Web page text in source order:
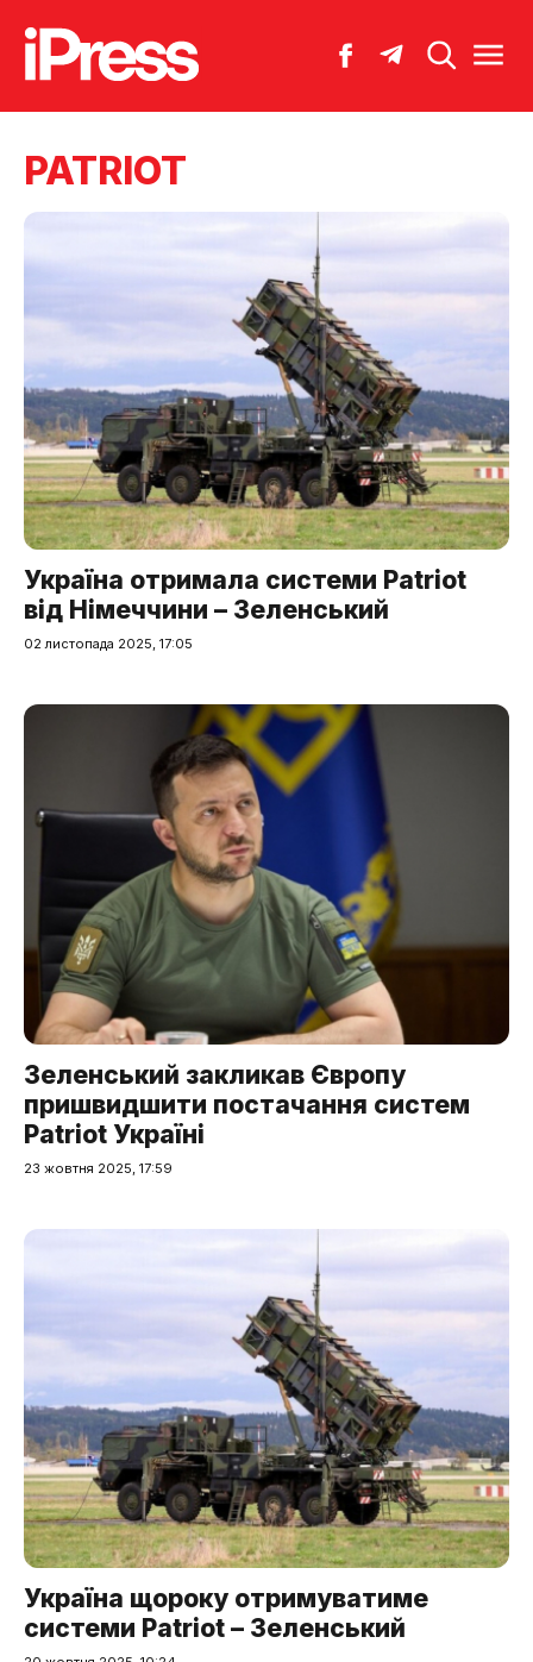
PATRIOT
Україна отримала системи Patriot
від Німеччини – Зеленський
02 листопада 2025, 17:05
Зеленський закликав Європу
пришвидшити постачання систем
Patriot Україні
23 жовтня 2025, 17:59
Україна щороку отримуватиме
системи Patriot – Зеленський